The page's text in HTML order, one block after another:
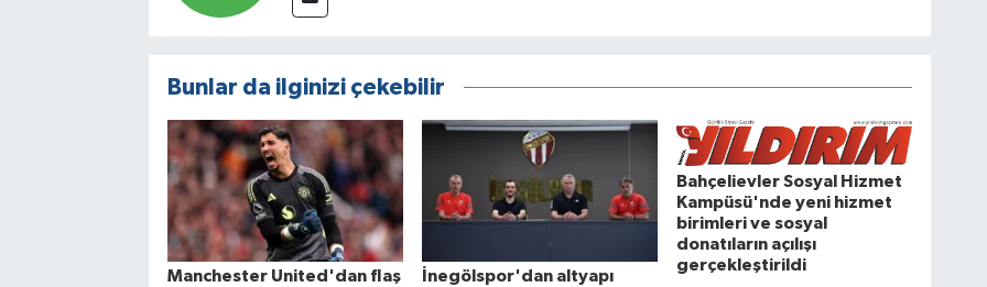
Bunlar da ilginizi çekebilir
Manchester United'dan flaş
İnegölspor'dan altyapı
Bahçelievler Sosyal Hizmet
Kampüsü'nde yeni hizmet
birimleri ve sosyal
donatıların açılışı
gerçekleştirildi